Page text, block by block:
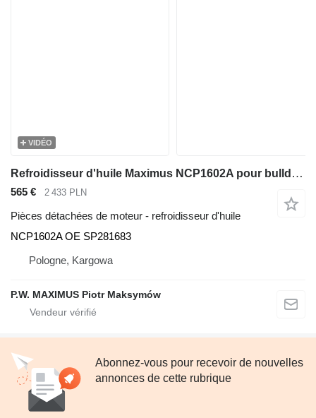
VIDÉO
Refroidisseur d'huile Maximus NCP1602A pour bulldozer Dressta TD-20
565 € 2 433 PLN
Pièces détachées de moteur - refroidisseur d'huile
NCP1602A OE SP281683
Pologne, Kargowa
P.W. MAXIMUS Piotr Maksymów
Abonnez-vous pour recevoir de nouvelles
annonces de cette rubrique